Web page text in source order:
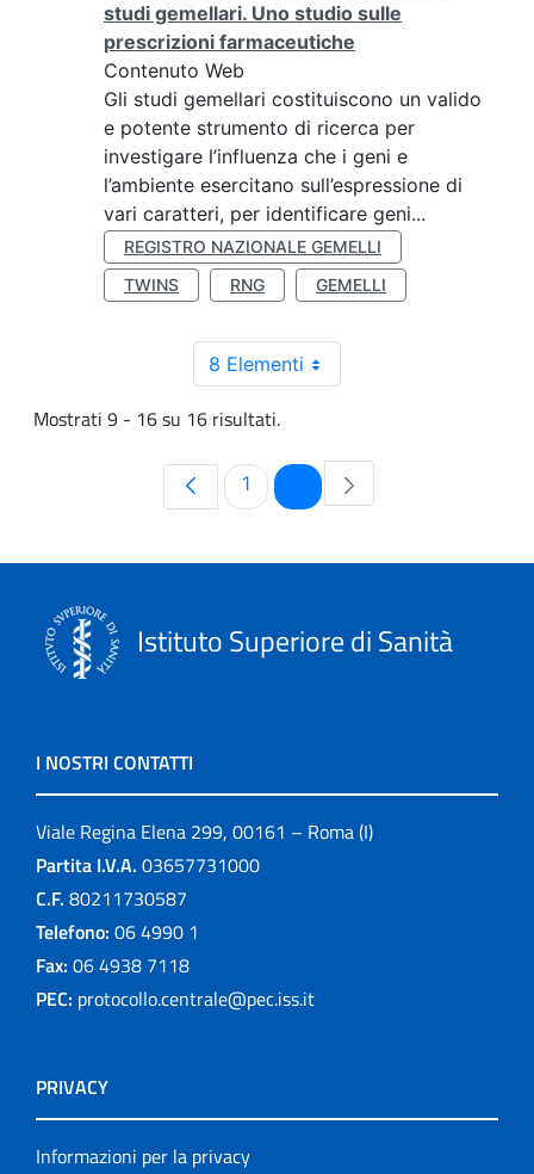
studi gemellari. Uno studio sulle
prescrizioni farmaceutiche
Contenuto Web
Gli studi gemellari costituiscono un valido
e potente strumento di ricerca per
investigare l’influenza che i geni e
l’ambiente esercitano sull’espressione di
vari caratteri, per identificare geni...
REGISTRO NAZIONALE GEMELLI
TWINS
RNG GEMELLI
8 Elementi
Mostrati 9 - 16 su 16 risultati.
Pagina
1 Pagina
Istituto Superiore di Sanità
I NOSTRI CONTATTI
Viale Regina Elena 299, 00161 – Roma (I)
Partita I.V.A. 03657731000
C.F. 80211730587
Telefono: 06 4990 1
Fax: 06 4938 7118
PEC: protocollo.centrale@pec.iss.it
PRIVACY
Informazioni per la privacy